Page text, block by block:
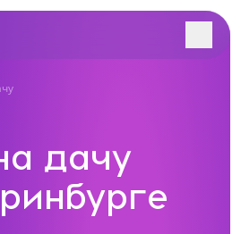
дачу
салоны
форму, и наш
вашего помещения и
индивидуальный проект
стоимость в 3-х вариантах.